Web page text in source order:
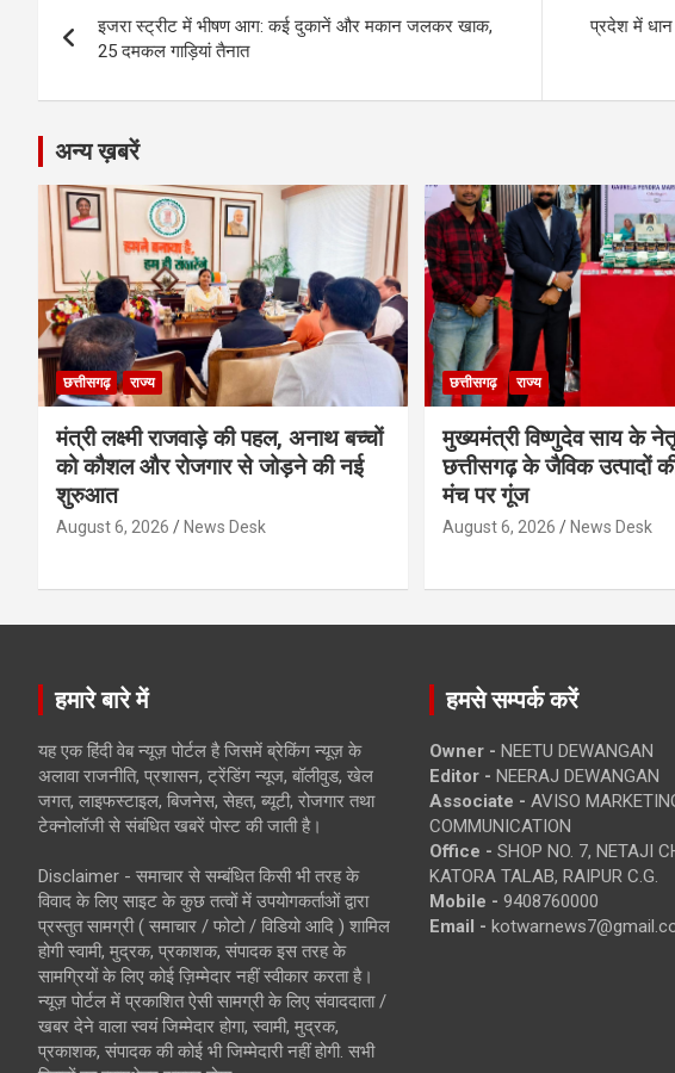
o
k
er p
p
m
k
navigation
इजरा स्ट्रीट में भीषण आग: कई दुकानें और मकान जलकर खाक,
25 दमकल गाड़ियां तैनात
प्रदेश में
अन्य ख़बरें
छत्तीसगढ़ राज्य
मंत्री लक्ष्मी राजवाड़े की पहल, अनाथ बच्चों
को कौशल और रोजगार से जोड़ने की नई
शुरुआत
August 6, 2026 News Desk
छत्तीसगढ़ राज्य
मुख्यमंत्री विष्णुदेव साय के
छत्तीसगढ़ के जैविक उत्पादों की
मंच पर गूंज
August 6, 2026 News Desk
हमारे बारे में
यह एक हिंदी वेब न्यूज़ पोर्टल है जिसमें ब्रेकिंग न्यूज़ के
अलावा राजनीति, प्रशासन, ट्रेंडिंग न्यूज, बॉलीवुड, खेल
जगत, लाइफस्टाइल, बिजनेस, सेहत, ब्यूटी, रोजगार तथा
टेक्नोलॉजी से संबंधित खबरें पोस्ट की जाती है।
Disclaimer - समाचार से सम्बंधित किसी भी तरह के
विवाद के लिए साइट के कुछ तत्वों में उपयोगकर्ताओं द्वारा
प्रस्तुत सामग्री ( समाचार / फोटो / विडियो आदि ) शामिल
होगी स्वामी, मुद्रक, प्रकाशक, संपादक इस तरह के
सामग्रियों के लिए कोई ज़िम्मेदार नहीं स्वीकार करता है।
न्यूज़ पोर्टल में प्रकाशित ऐसी सामग्री के लिए संवाददाता /
खबर देने वाला स्वयं जिम्मेदार होगा, स्वामी, मुद्रक,
प्रकाशक, संपादक की कोई भी जिम्मेदारी नहीं होगी. सभी
हमसे सम्पर्क करें
Owner - NEETU DEWANGAN
Editor - NEERAJ DEWANGAN
Associate - AVISO
COMMUNICATION
Office - SHOP NO. 7, NETAJI
KATORA TALAB, RAIPUR C.G.
Mobile - 9408760000
Email -